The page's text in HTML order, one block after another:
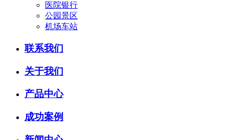
医院银行
公园景区
机场车站
联系我们
关于我们
产品中心
成功案例